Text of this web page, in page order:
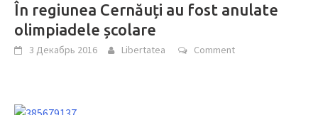
În regiunea Cernăuți au fost anulate
olimpiadele școlare
3 Декабрь 2016 Libertatea Comment